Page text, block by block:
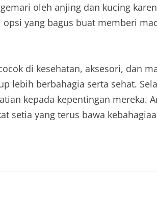
oleh anjing dan kucing
yang bagus buat memberi
di kesehatan, aksesori, dan
lebih berbahagia serta sehat.
kepada kepentingan mereka.
setia yang terus bawa